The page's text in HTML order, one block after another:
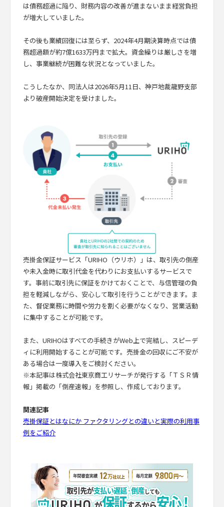
は債務超過に陥り、財務内容の改善が進まないまま経営負担
が増大していました。
その後も業績回復には至らず、2024年4月期決算時点では債
務超過額が約7億1633万円まで拡大。資金繰りは厳しさを増
し、事業継続が困難な状況となっていました。
こうしたなか、同法人は2026年5月11日、神戸地裁龍野支部
より破産開始決定を受けました。
売掛金保証サービス「URIHO（ウリホ）」は、取引先の倒産
や未入金時に取引代金を代わりにお支払いするサービスで
す。事前に取引先に保証をかけておくことで、与信管理の負
担を軽減しながら、安心して取引を行うことができます。ま
た、督促業務に時間や労力を割く必要がなくなり、営業活動
に集中することが可能です。
また、URIHOはすべての手続きがWeb上で完結し、スピーデ
ィに利用開始することが可能です。売掛金の回収にご不安が
ある場合は一度導入をご検討ください。
※本記事は株式会社東京商工リサーチが発行する「ＴＳＲ情
報」掲載の「倒産速報」を参照し、作成しております。
関連記事
売掛保証とはなにか ファクタリングとの違いと実際の利用事
例をご紹介